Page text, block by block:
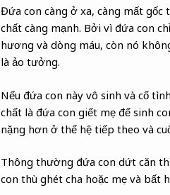
Đứa con càng ở xa, càng mất
chất càng mạnh. Bởi vì đứa con
hương và dòng máu, còn nó
là ảo tưởng.
Nếu đứa con này vô sinh và cố
chất là đứa con giết mẹ để sinh
nặng hơn ở thế hệ tiếp theo và
Thông thường đứa con dứt căn
con thù ghét cha hoặc mẹ và bất